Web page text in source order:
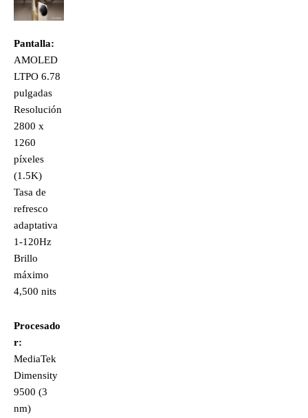
Pantalla:
AMOLED
LTPO 6.78
pulgadas
Resolución
2800 x
1260
píxeles
(1.5K)
Tasa de
refresco
adaptativa
1-120Hz
Brillo
máximo
4,500 nits
Procesado
r:
MediaTek
Dimensity
9500 (3
nm)